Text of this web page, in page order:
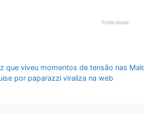
Publicidade
que viveu momentos de tensão nas
por paparazzi viraliza na web